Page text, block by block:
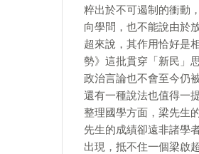
粹出於不可遏制的衝動
向學問，也不能說由於
超來說，其作用恰好是
勢》這批貫穿「新民」
政治言論也不會至今仍
還有一種說法也值得一
整理國學方面，梁先生
先生的成績卻遠非諸學
出現，抵不住一個梁啟